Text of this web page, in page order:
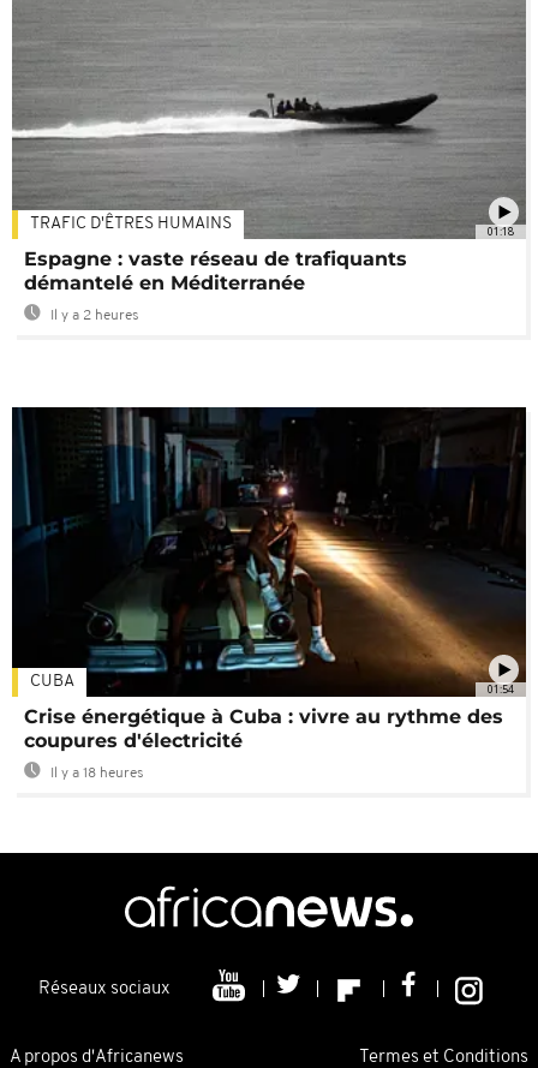
01:18
TRAFIC D'ÊTRES HUMAINS
Espagne : vaste réseau de trafiquants
démantelé en Méditerranée
Il y a 2 heures
01:54
CUBA
Crise énergétique à Cuba : vivre au rythme des
coupures d'électricité
Il y a 18 heures
Réseaux sociaux
A propos d'Africanews Termes et Conditions